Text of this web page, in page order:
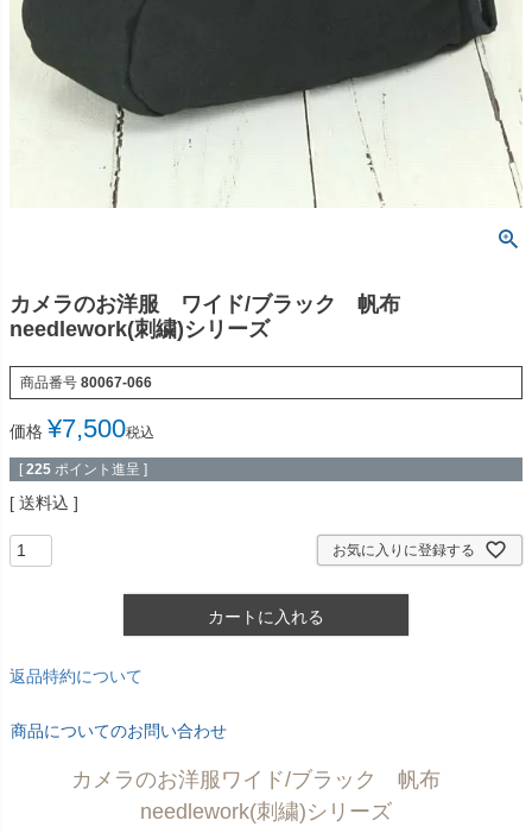
カメラのお洋服 ワイド/ブラック 帆布
needlework(刺繍)シリーズ
商品番号 80067-066
価格 ¥7,500税込
[ 225 ポイント進呈 ]
送料込
お気に入りに登録する
カートに入れる
返品特約について
商品についてのお問い合わせ
カメラのお洋服ワイド/ブラック 帆布
needlework(刺繍)シリーズ